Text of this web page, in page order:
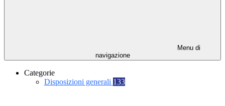
Menu di
navigazione
Categorie
Disposizioni generali 133